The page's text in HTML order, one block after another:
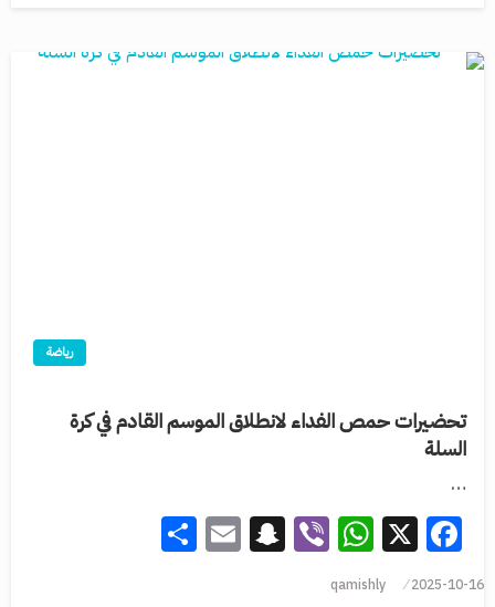
رياضة
تحضيرات حمص الفداء لانطلاق الموسم القادم في كرة
السلة
…
Facebook
X
WhatsApp
Viber
Snapchat
Email
2025-10-16
qamishly